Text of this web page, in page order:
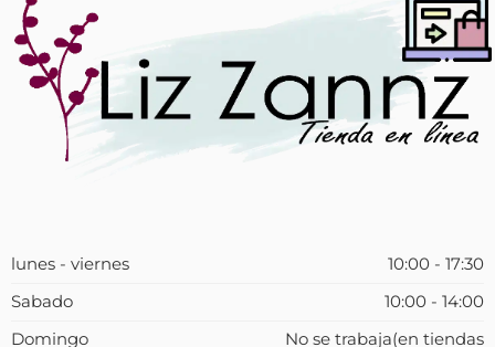
lunes - viernes
10:00 - 17:30
Sabado
10:00 - 14:00
Domingo
No se trabaja(en tiendas